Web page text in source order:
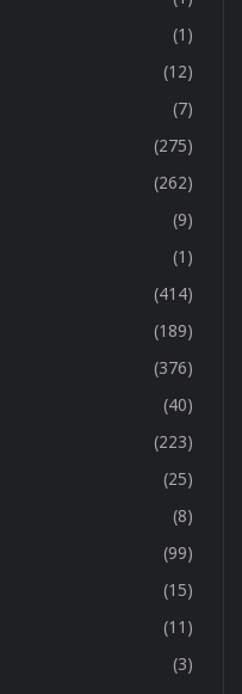
(1)
(12)
(7)
(275)
(262)
(9)
(1)
(414)
(189)
(376)
(40)
(223)
(25)
(8)
(99)
(15)
(11)
(3)